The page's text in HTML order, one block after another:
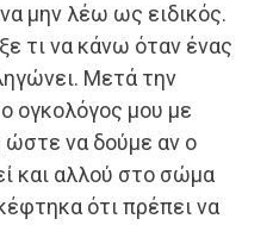
μην λέω ως ειδικός.
τι να κάνω όταν ένας
Μετά την
ογκολόγος μου με
ώστε να δούμε αν ο
και αλλού στο σώμα
ότι πρέπει να